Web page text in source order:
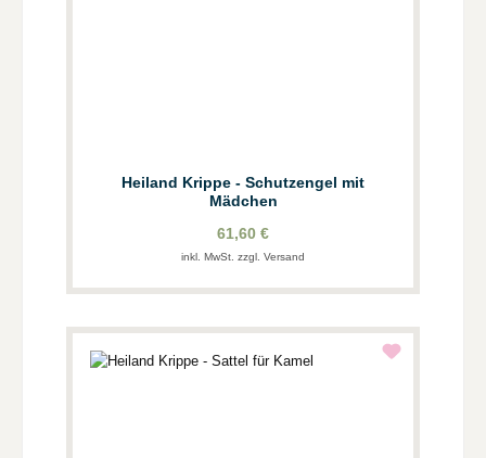
Heiland Krippe - Schutzengel mit
Mädchen
61,60 €
inkl. MwSt. zzgl. Versand